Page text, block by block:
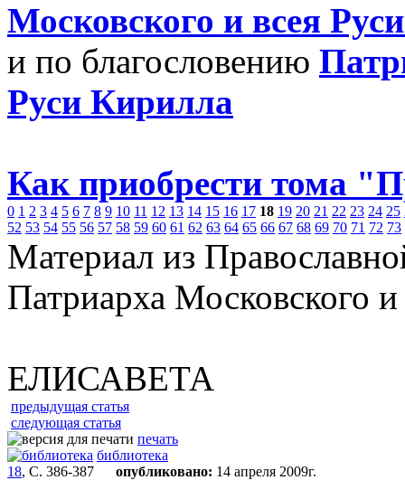
Московского и всея
и по благословению
Руси Кирилла
Как приобрести тома
0 1 2 3 4 5 6 7 8 9 10 11 12 13 14 15 16 17 18 19 20 21 22 23 24 25
52 53 54 55 56 57 58 59 60 61 62 63 64 65 66 67 68 69 70 71 72 73
Материал из
Патриарха Московского
ЕЛИСАВЕТА
предыдущая статья
следующая статья
печать
библиотека
18, С. 386-387 опубликовано: 14 апреля 2009г.